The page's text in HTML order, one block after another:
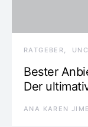
RATGEBER
Bester
Der
ANA KAREN